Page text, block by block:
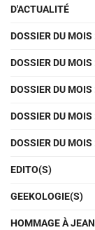
D'ACTUALITÉ
DOSSIER DU
DOSSIER DU
DOSSIER DU
DOSSIER DU MOIS
DOSSIER DU
EDITO(S)
GEEKOLOGIE(S)
HOMMAGE À